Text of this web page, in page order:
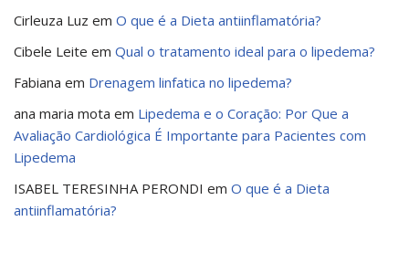
Cirleuza Luz em O que é a Dieta antiinflamatória?
Cibele Leite em Qual o tratamento ideal para o lipedema?
Fabiana em Drenagem linfatica no lipedema?
ana maria mota em Lipedema e o Coração: Por Que a
Avaliação Cardiológica É Importante para Pacientes com
Lipedema
ISABEL TERESINHA PERONDI em O que é a Dieta
antiinflamatória?